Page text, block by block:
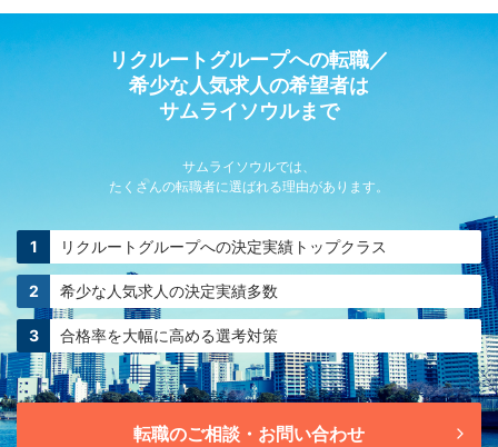
リクルートグループへの転職／
希少な人気求人の希望者は
サムライソウルまで
サムライソウルでは、
たくさんの転職者に選ばれる理由があります。
リクルートグループへの決定実績トップクラス
希少な人気求人の決定実績多数
合格率を大幅に高める選考対策
転職のご相談・お問い合わせ